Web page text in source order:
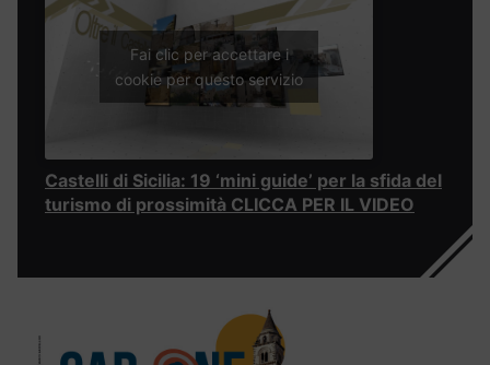
Fai clic per accettare i
cookie per questo servizio
Castelli di Sicilia: 19 ‘mini guide’ per la sfida del
turismo di prossimità CLICCA PER IL VIDEO